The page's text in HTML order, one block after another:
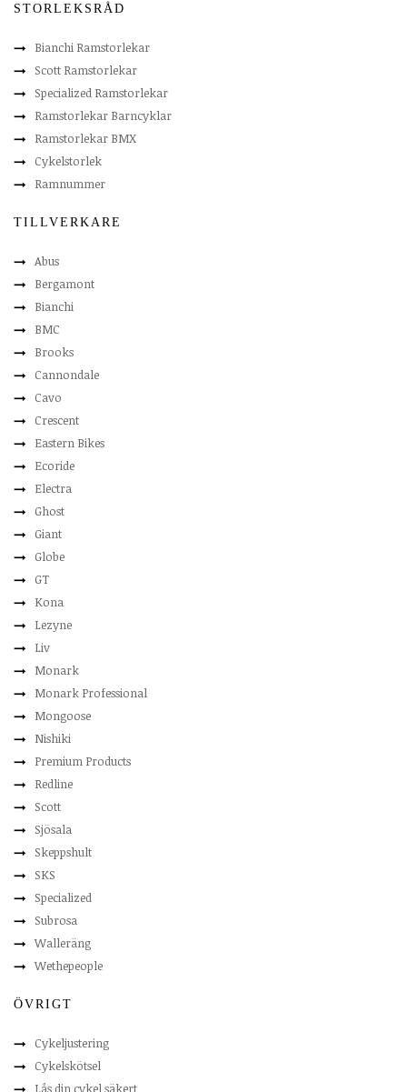
STORLEKSRÅD
Bianchi Ramstorlekar
Scott Ramstorlekar
Specialized Ramstorlekar
Ramstorlekar Barncyklar
Ramstorlekar BMX
Cykelstorlek
Ramnummer
TILLVERKARE
Abus
Bergamont
Bianchi
BMC
Brooks
Cannondale
Cavo
Crescent
Eastern Bikes
Ecoride
Electra
Ghost
Giant
Globe
GT
Kona
Lezyne
Liv
Monark
Monark Professional
Mongoose
Nishiki
Premium Products
Redline
Scott
Sjösala
Skeppshult
SKS
Specialized
Subrosa
Walleräng
Wethepeople
ÖVRIGT
Cykeljustering
Cykelskötsel
Lås din cykel säkert